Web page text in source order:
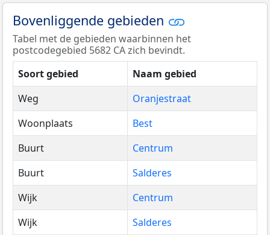
Bovenliggende gebieden
Tabel met de gebieden waarbinnen het
postcodegebied 5682 CA zich bevindt.
Soort gebied
Naam gebied
Weg
Oranjestraat
Woonplaats
Best
Buurt
Centrum
Buurt
Salderes
Wijk
Centrum
Wijk
Salderes